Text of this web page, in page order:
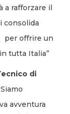
a rafforzare il
consolida
per offrire un
tutta Italia”
di
avventura